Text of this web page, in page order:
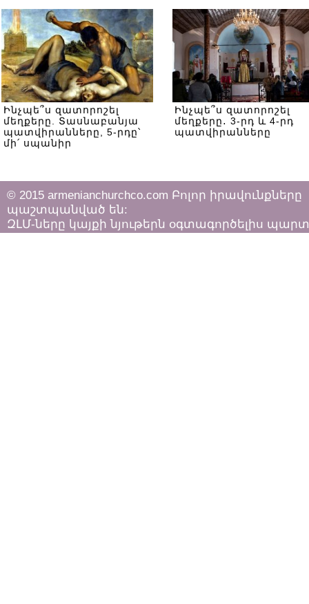
Ինչպե՞ս զատորոշել
մեղքերը. Տասնաբանյա
պատվիրանները, 5-րդը՝
մի՛ սպանիր
Ինչպե՞ս զատորոշել
մեղքերը․ 3-րդ և 4-րդ
պատվիրանները
© 2015 armenianchurchco.com Բոլոր իրավունքները
պաշտպանված են:
ԶԼՄ-ները կայքի նյութերն օգտագործելիս